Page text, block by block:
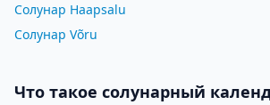
Солунар Haapsalu
Солунар Võru
Что такое солунарный